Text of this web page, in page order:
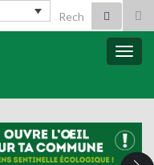
Search for: